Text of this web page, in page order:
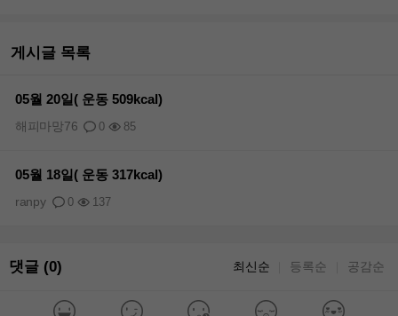
게시글 목록
05월 20일( 운동 509kcal)
0 85
해피마망76
05월 18일( 운동 317kcal)
0 137
ranpy
댓글 (0) 최신순 등록순 공감순